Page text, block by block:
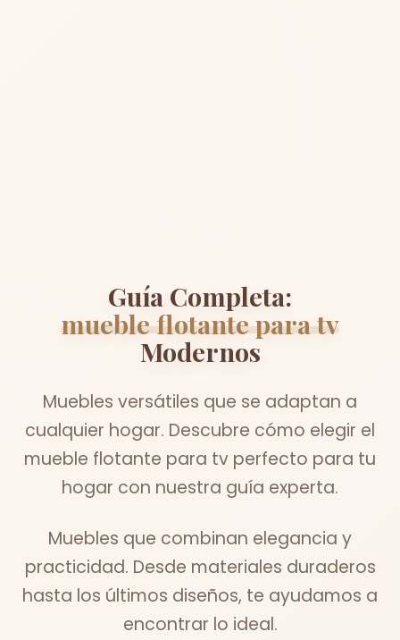
Guía Completa:
mueble flotante para tv
Modernos
Muebles versátiles que se adaptan a
cualquier hogar. Descubre cómo elegir el
mueble flotante para tv perfecto para tu
hogar con nuestra guía experta.
Muebles que combinan elegancia y
practicidad. Desde materiales duraderos
hasta los últimos diseños, te ayudamos a
encontrar lo ideal.